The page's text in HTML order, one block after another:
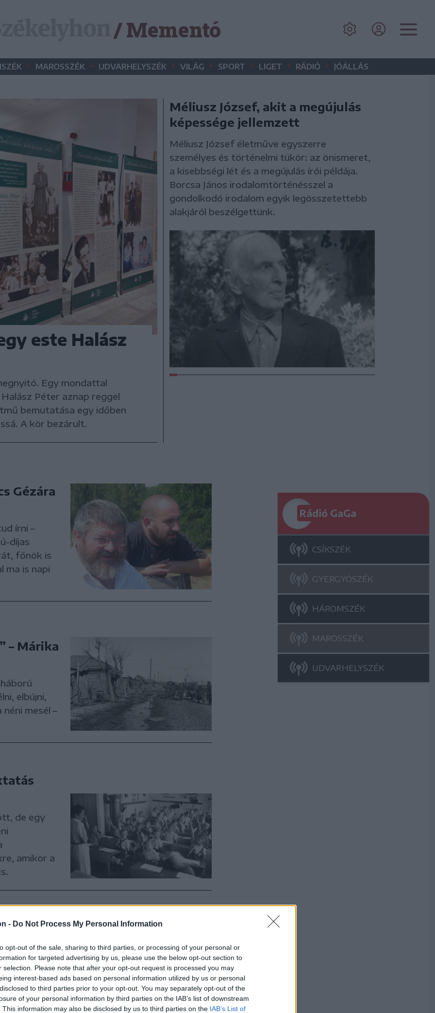
- Do Not Process My Personal Information
opt-out of the sale, sharing to third parties, or processing of your personal or
for targeted advertising by us, please use the below opt-out section to
selection. Please note that after your opt-out request is processed you may
interest-based ads based on personal information utilized by us or personal
to third parties prior to your opt-out. You may separately opt-out of the
of your personal information by third parties on the IAB’s list of downstream
This information may also be disclosed by us to third parties on the IAB’s List of
/ Mementó
• MAROSSZÉK • UDVARHELYSZÉK • VILÁG • SPORT • LIGET • RÁDIÓ • JÓÁLLÁS
este Halász
Egy mondattal
Péter aznap reggel
bemutatása egy időben
A kör bezárult.
Méliusz József, akit a megújulás
képessége jellemzett
Méliusz József életműve egyszerre
személyes és történelmi tükör: az önismeret,
a kisebbségi lét és a megújulás írói példája.
Borcsa János irodalomtörténésszel a
gondolkodó irodalom egyik legösszetettebb
alakjáról beszélgettünk.
Gézára
írni –
díjas
főnök is
ma is napi
– Márika
elbújni,
mesél –
de egy
amikor a
múltak el,
de Katica
mind ott él
Rádió GaGa
CSÍKSZÉK
GYERGYÓSZÉK
HÁROMSZÉK
MAROSSZÉK
UDVARHELYSZÉK